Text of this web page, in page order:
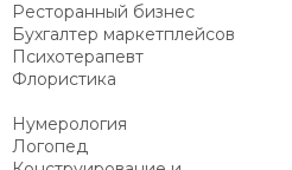
Ресторанный бизнес
Бухгалтер маркетплейсов
Психотерапевт
Флористика
Нумерология
Логопед